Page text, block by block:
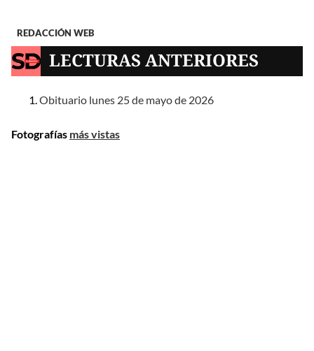
REDACCIÓN WEB
LECTURAS ANTERIORES
Obituario lunes 25 de mayo de 2026
Fotografías más vistas